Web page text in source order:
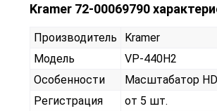
Kramer 72-00069790
Производитель
Kramer
Модель
VP-440H2
Особенности
Масштабатор
Регистрация
от 5 шт.